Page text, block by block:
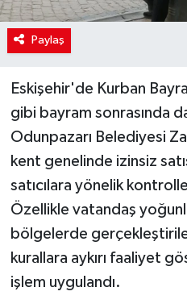
Paylaş
Eskişehir'de Kurban
gibi bayram sonrasında
Odunpazarı Belediyesi
kent genelinde izinsiz
satıcılara yönelik
Özellikle vatandaş
bölgelerde
kurallara aykırı faaliyet
işlem uygulandı.